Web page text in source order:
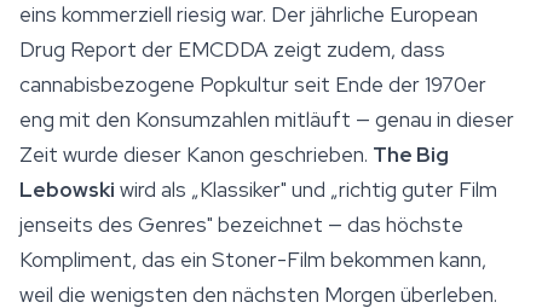
eins kommerziell riesig war. Der jährliche European
Drug Report der EMCDDA zeigt zudem, dass
cannabisbezogene Popkultur seit Ende der 1970er
eng mit den Konsumzahlen mitläuft — genau in dieser
Zeit wurde dieser Kanon geschrieben. The Big
Lebowski wird als „Klassiker" und „richtig guter Film
jenseits des Genres" bezeichnet — das höchste
Kompliment, das ein Stoner-Film bekommen kann,
weil die wenigsten den nächsten Morgen überleben.